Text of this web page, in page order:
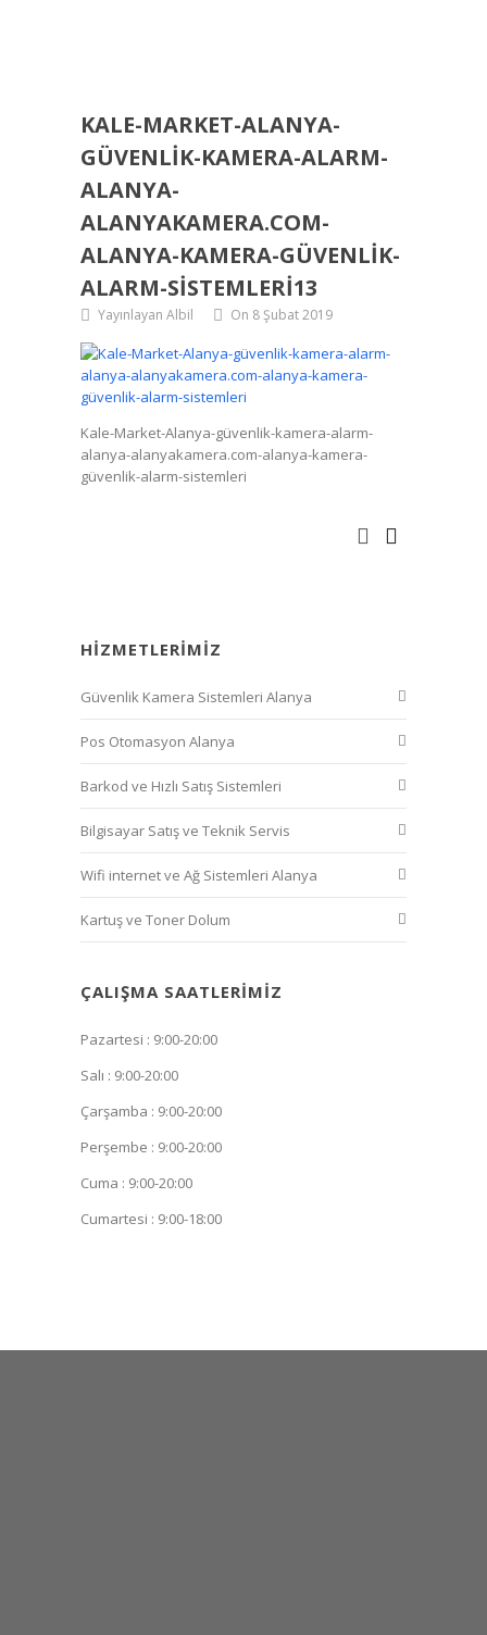
KALE-MARKET-ALANYA-
GÜVENLIK-KAMERA-ALARM-
ALANYA-
ALANYAKAMERA.COM-
ALANYA-KAMERA-GÜVENLIK-
ALARM-SISTEMLERI13
Yayınlayan Albil On 8 Şubat 2019
Kale-Market-Alanya-güvenlik-kamera-alarm-
alanya-alanyakamera.com-alanya-kamera-
güvenlik-alarm-sistemleri
HIZMETLERIMIZ
Güvenlik Kamera Sistemleri Alanya
Pos Otomasyon Alanya
Barkod ve Hızlı Satış Sistemleri
Bilgisayar Satış ve Teknik Servis
Wifi internet ve Ağ Sistemleri Alanya
Kartuş ve Toner Dolum
ÇALIŞMA SAATLERIMIZ
Pazartesi : 9:00-20:00
Salı : 9:00-20:00
Çarşamba : 9:00-20:00
Perşembe : 9:00-20:00
Cuma : 9:00-20:00
Cumartesi : 9:00-18:00